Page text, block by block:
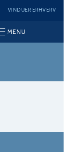
VINDUER ERHVERV
MENU